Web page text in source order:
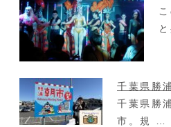
千葉県勝
千葉県勝
市。規 …